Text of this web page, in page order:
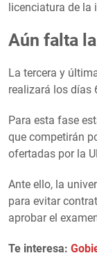
licenciatura de la
Aún falta
La tercera y
realizará los días
Para esta fase
que competirán
ofertadas por la
Ante ello, la
para evitar
aprobar el
Te interesa: